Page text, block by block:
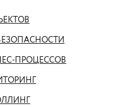
ПРОЦЕССОВ